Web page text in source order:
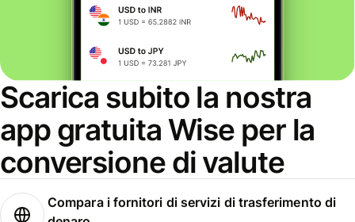
Scarica subito la nostra
app gratuita Wise per la
conversione di valute
Compara i fornitori di servizi di trasferimento di